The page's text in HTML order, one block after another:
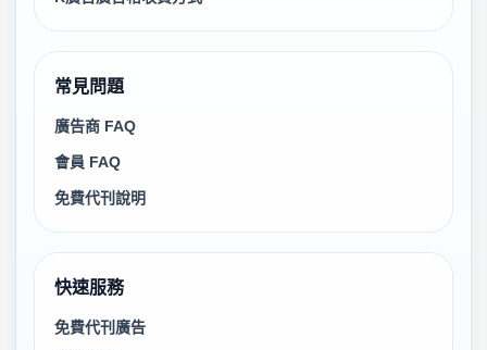
常見問題
廣告商 FAQ
會員 FAQ
免費代刊說明
快速服務
免費代刊廣告